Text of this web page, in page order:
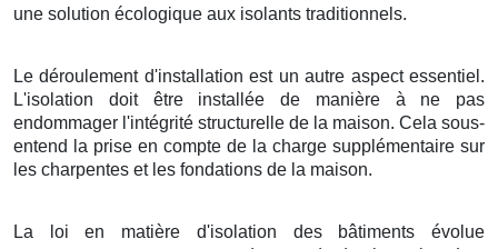
une solution écologique aux isolants traditionnels.
Le déroulement d'installation est un autre aspect essentiel.
L'isolation doit être installée de manière à ne pas
endommager l'intégrité structurelle de la maison. Cela sous-
entend la prise en compte de la charge supplémentaire sur
les charpentes et les fondations de la maison.
La loi en matière d'isolation des bâtiments évolue